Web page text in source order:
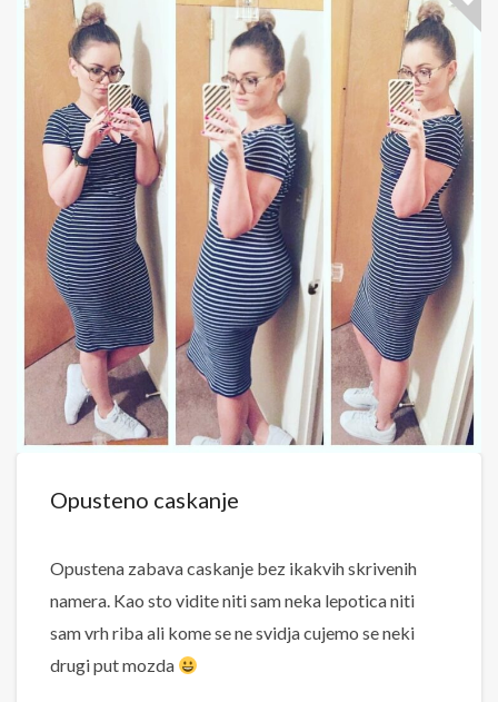
Opusteno caskanje
Opustena zabava caskanje bez ikakvih skrivenih
namera. Kao sto vidite niti sam neka lepotica niti
sam vrh riba ali kome se ne svidja cujemo se neki
drugi put mozda